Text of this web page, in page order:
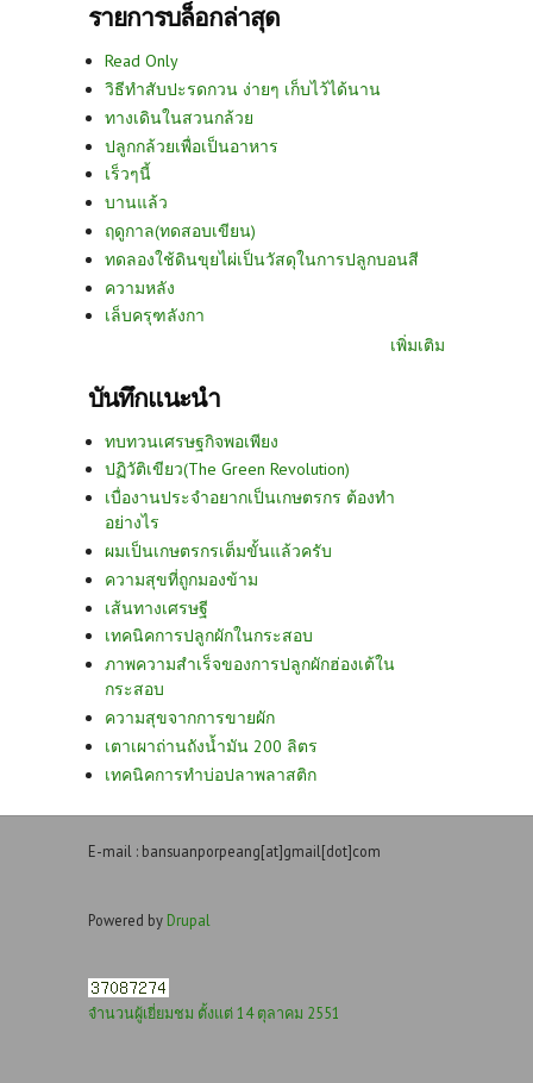
รายการบล็อกล่าสุด
Read Only
วิธีทำสับปะรดกวน ง่ายๆ เก็บไว้ได้นาน
ทางเดินในสวนกล้วย
ปลูกกล้วยเพื่อเป็นอาหาร
เร็วๆนี้
บานแล้ว
ฤดูกาล(ทดสอบเขียน)
ทดลองใช้ดินขุยไผ่เป็นวัสดุในการปลูกบอนสี
ความหลัง
เล็บครุฑลังกา
เพิ่มเติม
บันทึกแนะนำ
ทบทวนเศรษฐกิจพอเพียง
ปฏิวัติเขียว(The Green Revolution)
เบื่องานประจำอยากเป็นเกษตรกร ต้องทำ
อย่างไร
ผมเป็นเกษตรกรเต็มขั้นแล้วครับ
ความสุขที่ถูกมองข้าม
เส้นทางเศรษฐี
เทคนิคการปลูกผักในกระสอบ
ภาพความสำเร็จของการปลูกผักฮ่องเต้ใน
กระสอบ
ความสุขจากการขายผัก
เตาเผาถ่านถังน้ำมัน 200 ลิตร
เทคนิคการทำบ่อปลาพลาสติก
E-mail : bansuanporpeang[at]gmail[dot]com
Powered by Drupal
จำนวนผู้เยี่ยมชม ตั้งแต่ 14 ตุลาคม 2551